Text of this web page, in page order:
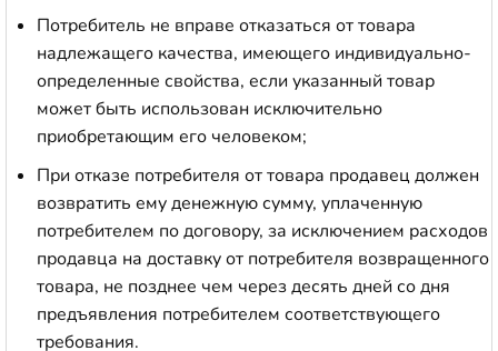
Потребитель не вправе отказаться от товара
надлежащего качества, имеющего индивидуально-
определенные свойства, если указанный товар
может быть использован исключительно
приобретающим его человеком;
При отказе потребителя от товара продавец должен
возвратить ему денежную сумму, уплаченную
потребителем по договору, за исключением расходов
продавца на доставку от потребителя возвращенного
товара, не позднее чем через десять дней со дня
предъявления потребителем соответствующего
требования.